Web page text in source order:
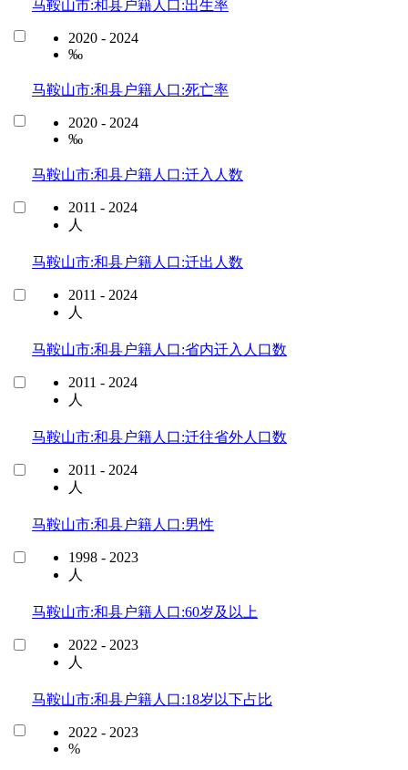
马鞍山市:和县户籍人口:出生率
2020 - 2024
‰
马鞍山市:和县户籍人口:死亡率
2020 - 2024
‰
马鞍山市:和县户籍人口:迁入人数
2011 - 2024
人
马鞍山市:和县户籍人口:迁出人数
2011 - 2024
人
马鞍山市:和县户籍人口:省内迁入人口数
2011 - 2024
人
马鞍山市:和县户籍人口:迁往省外人口数
2011 - 2024
人
马鞍山市:和县户籍人口:男性
1998 - 2023
人
马鞍山市:和县户籍人口:60岁及以上
2022 - 2023
人
马鞍山市:和县户籍人口:18岁以下占比
2022 - 2023
%